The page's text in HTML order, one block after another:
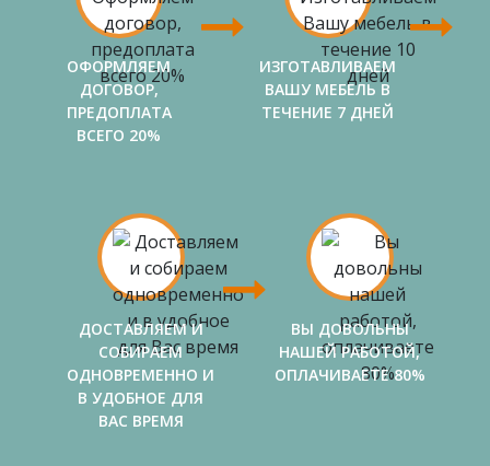
ОФОРМЛЯЕМ
ДОГОВОР,
ПРЕДОПЛАТА
ВСЕГО 20%
ИЗГОТАВЛИВАЕМ
ВАШУ МЕБЕЛЬ В
ТЕЧЕНИЕ 7 ДНЕЙ
ДОСТАВЛЯЕМ И
СОБИРАЕМ
ОДНОВРЕМЕННО И
В УДОБНОЕ ДЛЯ
ВАС ВРЕМЯ
ВЫ ДОВОЛЬНЫ
НАШЕЙ РАБОТОЙ,
ОПЛАЧИВАЕТЕ 80%